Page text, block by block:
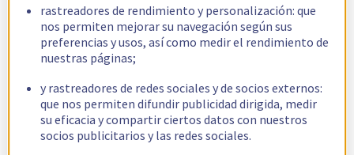
rastreadores de rendimiento y personalización: que
nos permiten mejorar su navegación según sus
preferencias y usos, así como medir el rendimiento de
nuestras páginas;
y rastreadores de redes sociales y de socios externos:
que nos permiten difundir publicidad dirigida, medir
su eficacia y compartir ciertos datos con nuestros
socios publicitarios y las redes sociales.